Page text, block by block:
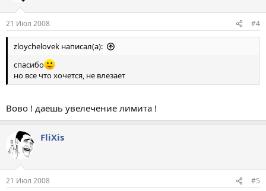
21 Июл 2008 #4
zloychelovek написал(а):
спасибо
но все что хочется, не влезает
Вово ! даешь увелечение лимита !
FliXis
21 Июл 2008 #5